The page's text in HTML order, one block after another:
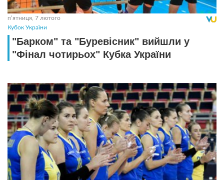
пʼятниця, 7 лютого
Кубок України
"Барком" та "Буревісник" вийшли у
"Фінал чотирьох" Кубка України